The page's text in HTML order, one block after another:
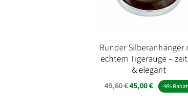
Runder Silberanhänger
echtem Tigerauge –
& elegant
49,60€Ursprünglicher
45,00€Aktueller
-9%